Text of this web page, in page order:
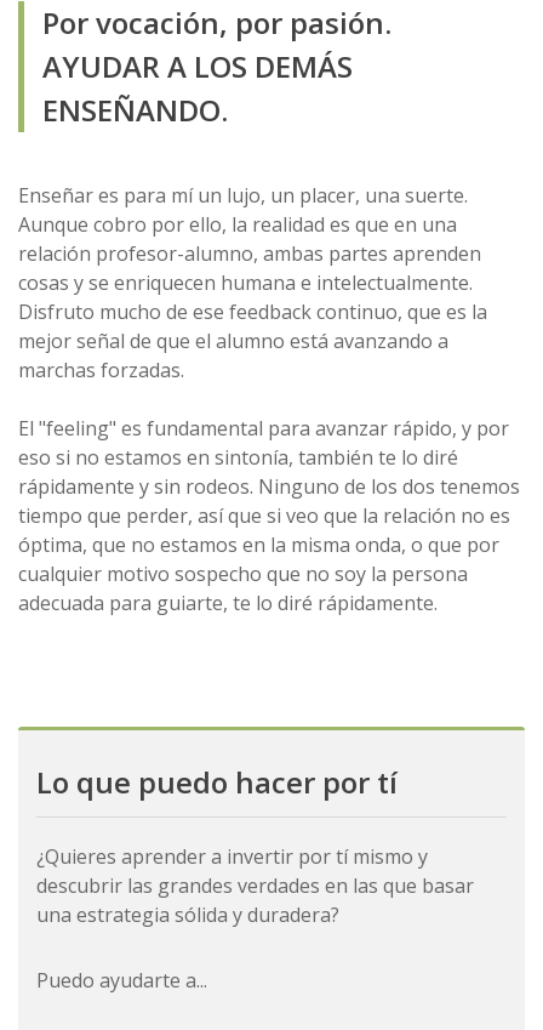
Por vocación, por pasión.
AYUDAR A LOS DEMÁS
ENSEÑANDO.
Enseñar es para mí un lujo, un placer, una suerte.
Aunque cobro por ello, la realidad es que en una
relación profesor-alumno, ambas partes aprenden
cosas y se enriquecen humana e intelectualmente.
Disfruto mucho de ese feedback continuo, que es la
mejor señal de que el alumno está avanzando a
marchas forzadas.
El "feeling" es fundamental para avanzar rápido, y por
eso si no estamos en sintonía, también te lo diré
rápidamente y sin rodeos. Ninguno de los dos tenemos
tiempo que perder, así que si veo que la relación no es
óptima, que no estamos en la misma onda, o que por
cualquier motivo sospecho que no soy la persona
adecuada para guiarte, te lo diré rápidamente.
Lo que puedo hacer por tí
¿Quieres aprender a invertir por tí mismo y
descubrir las grandes verdades en las que basar
una estrategia sólida y duradera?
Puedo ayudarte a...